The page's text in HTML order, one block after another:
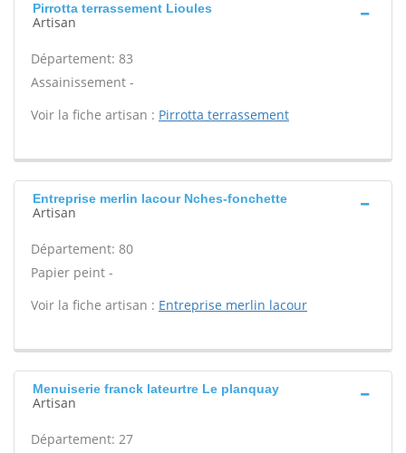
Pirrotta terrassement Lioules
Artisan
Département: 83
Assainissement -
Voir la fiche artisan : Pirrotta terrassement
Entreprise merlin lacour Nches-fonchette
Artisan
Département: 80
Papier peint -
Voir la fiche artisan : Entreprise merlin lacour
Menuiserie franck lateurtre Le planquay
Artisan
Département: 27